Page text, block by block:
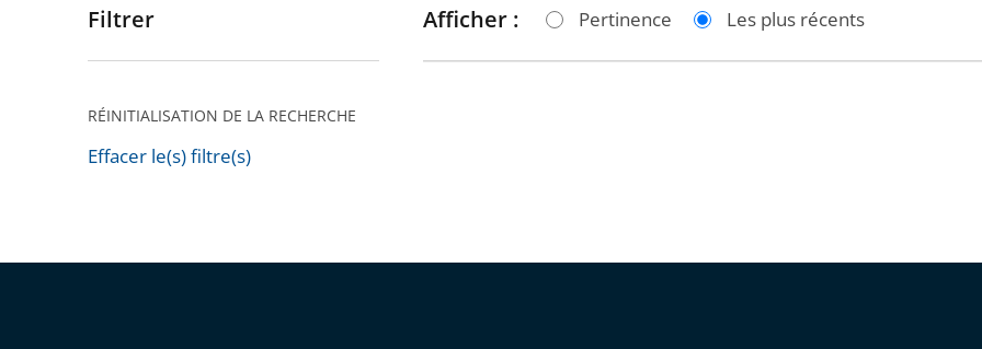
Passer
pour
après
Filtrer
RÉINITIALISATION DE LA RECHERCHE
Effacer le(s) filtre(s)
Afficher : Pertinence Les plus récents